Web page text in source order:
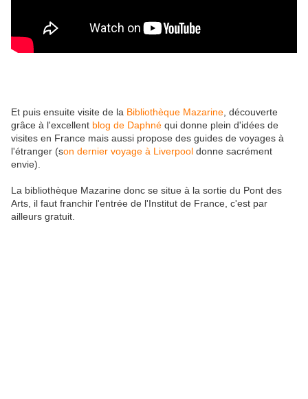
Et puis ensuite visite de la Bibliothèque Mazarine , découverte
grâce à l'excellent blog de Daphné qui donne plein d'idées de
visites en France mais aussi propose des guides de voyages à
l'étranger (son dernier voyage à Liverpool donne sacrément
envie).
La bibliothèque Mazarine donc se situe à la sortie du Pont des
Arts, il faut franchir l'entrée de l'Institut de France, c'est par
ailleurs gratuit.